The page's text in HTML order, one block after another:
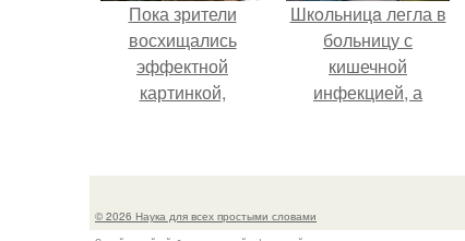
Пока зрители
восхищались
эффектной
картинкой,
построили одну из
визуальных
Шкoльницa легла в
больницу с
кишечной
инфекцией, а
© 2026 Наука для всех простыми словами